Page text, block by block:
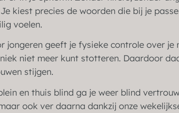
kiest precies de woorden die bij je
voelen.
jongeren geeft je fysieke controle over je
niet meer kunt stotteren. Daardoor
stijgen.
en thuis blind ga je weer blind
ook ver daarna dankzij onze